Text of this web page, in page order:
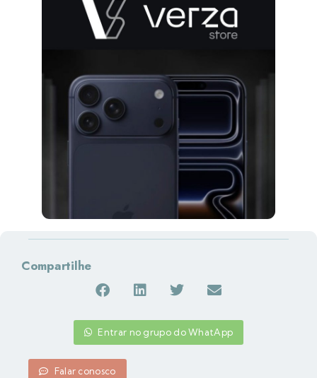
Compartilhe
Entrar no grupo do WhatApp
Falar conosco